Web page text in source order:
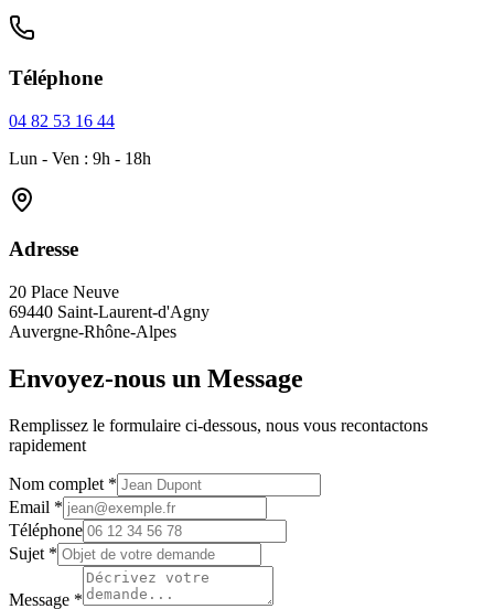
Téléphone
04 82 53 16 44
Lun - Ven : 9h - 18h
Adresse
20 Place Neuve
69440 Saint-Laurent-d'Agny
Auvergne-Rhône-Alpes
Envoyez-nous un Message
Remplissez le formulaire ci-dessous, nous vous recontactons
rapidement
Nom complet *
Email *
Téléphone
Sujet *
Message *